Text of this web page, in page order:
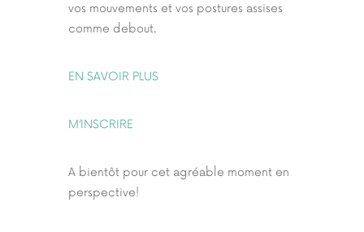
vos mouvements et vos postures assises
comme debout.
EN SAVOIR PLUS
M’INSCRIRE
A bientôt pour cet agréable moment en
perspective!